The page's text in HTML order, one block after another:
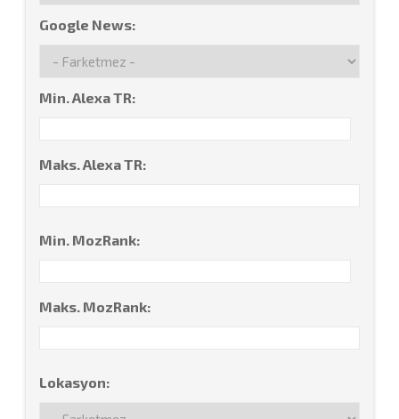
Google News:
Min. Alexa TR:
Maks. Alexa TR:
Min. MozRank:
Maks. MozRank:
Lokasyon: